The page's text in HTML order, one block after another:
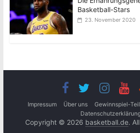
Basketball-Stars
23. November 2020
Impressum Über uns
Gewinnspiel-
Copyright © 2026 basketball.de.